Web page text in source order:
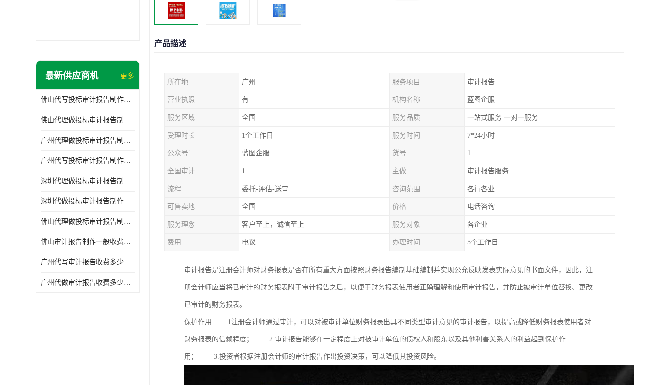
最新供应商机 更多
佛山代写投标审计报告制作一般收费多少钱 代写各类工程
佛山代理做投标审计报告制作一般收费多少钱 代写各类工程
广州代理做投标审计报告制作一般收费多少钱 代写各类工程
广州代写投标审计报告制作一般收费多少钱 满足客户需求
深圳代理做投标审计报告制作一般收费多少钱 满足客户需求
深圳代做投标审计报告制作一般收费多少钱 代写各类工程
佛山代理做投标审计报告制作一般收费多少钱 满足客户需求
佛山审计报告制作一般收费多少钱 诚信合作
广州代写审计报告收费多少钱一份 周期快
广州代做审计报告收费多少钱一份 经验丰富
产品描述
所在地 广州 服务项目 审计报告
营业执照 有 机构名称 蓝图企服
服务区域 全国 服务品质 一站式服务 一对一服务
受理时长 1个工作日 服务时间 7*24小时
公众号1 蓝图企服 货号 1
全国审计 1 主做 审计报告服务
流程 委托-评估-送审 咨询范围 各行各业
可售卖地 全国 价格 电话咨询
服务理念 客户至上，诚信至上 服务对象 各企业
费用 电议 办理时间 5个工作日
审计报告是注册会计师对财务报表是否在所有重大方面按照财务报告编制基础编制并实现公允反映发表实际意见的书面文件，因此，注
册会计师应当将已审计的财务报表附于审计报告之后，以便于财务报表使用者正确理解和使用审计报告，并防止被审计单位替换、更改
已审计的财务报表。
保护作用 1注册会计师通过审计，可以对被审计单位财务报表出具不同类型审计意见的审计报告，以提高或降低财务报表使用者对
财务报表的信赖程度； 2.审计报告能够在一定程度上对被审计单位的债权人和股东以及其他利害关系人的利益起到保护作
用； 3.投资者根据注册会计师的审计报告作出投资决策，可以降低其投资风险。